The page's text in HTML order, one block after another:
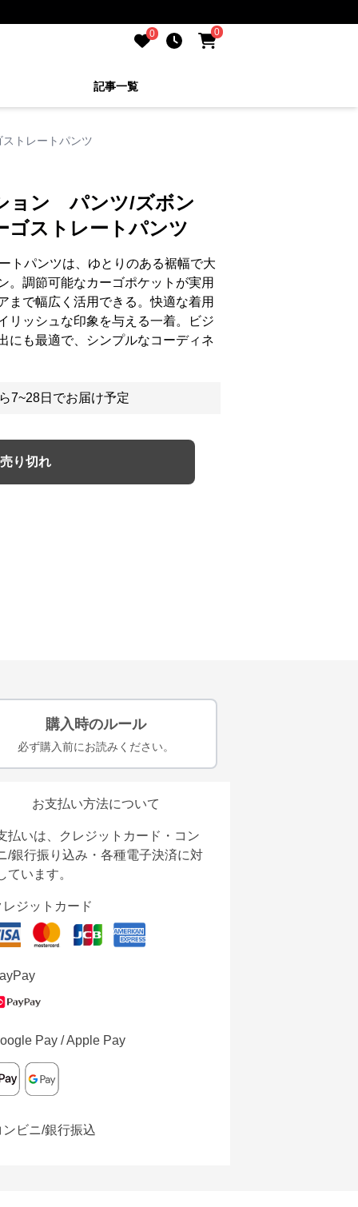
0 0
記事一覧
トレートパンツ
ョン パンツ/ズボン
ゴストレートパンツ
トパンツは、ゆとりのある裾幅で大
。調節可能なカーゴポケットが実用
まで幅広く活用できる。快適な着用
リッシュな印象を与える一着。ビジ
にも最適で、シンプルなコーディネ
7~28日でお届け予定
売り切れ
購入時のルール
必ず購入前にお読みください。
お支払い方法について
払いは、クレジットカード・コン
/銀行振り込み・各種電子決済に対
ています。
レジットカード
Pay / Apple Pay
ンビニ/銀行振込